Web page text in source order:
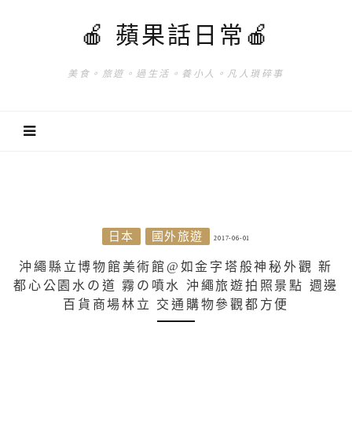
🍎 蘋果話日常🍎
美食。旅遊。過生活。養小人。凡人瑣碎事
日本 國外旅遊 2017-06-01
沖繩縣立博物館美術館@如金字塔般神秘外觀 新
都心公園水の道 霧の噴水 沖繩旅遊拍照景點 週邊
百貨商場林立 交通購物參觀都方便